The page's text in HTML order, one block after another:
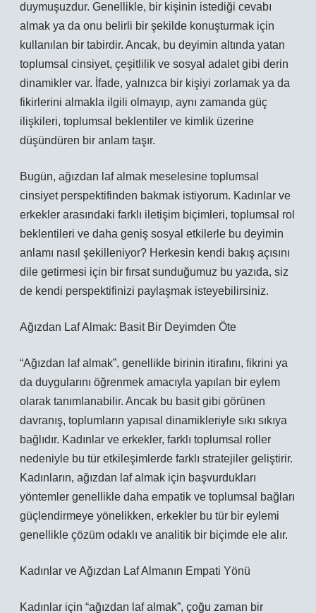
duymuşuzdur. Genellikle, bir kişinin istediği cevabı
almak ya da onu belirli bir şekilde konuşturmak için
kullanılan bir tabirdir. Ancak, bu deyimin altında yatan
toplumsal cinsiyet, çeşitlilik ve sosyal adalet gibi derin
dinamikler var. İfade, yalnızca bir kişiyi zorlamak ya da
fikirlerini almakla ilgili olmayıp, aynı zamanda güç
ilişkileri, toplumsal beklentiler ve kimlik üzerine
düşündüren bir anlam taşır.
Bugün, ağızdan laf almak meselesine toplumsal
cinsiyet perspektifinden bakmak istiyorum. Kadınlar ve
erkekler arasındaki farklı iletişim biçimleri, toplumsal rol
beklentileri ve daha geniş sosyal etkilerle bu deyimin
anlamı nasıl şekilleniyor? Herkesin kendi bakış açısını
dile getirmesi için bir fırsat sunduğumuz bu yazıda, siz
de kendi perspektifinizi paylaşmak isteyebilirsiniz.
Ağızdan Laf Almak: Basit Bir Deyimden Öte
“Ağızdan laf almak”, genellikle birinin itirafını, fikrini ya
da duygularını öğrenmek amacıyla yapılan bir eylem
olarak tanımlanabilir. Ancak bu basit gibi görünen
davranış, toplumların yapısal dinamikleriyle sıkı sıkıya
bağlıdır. Kadınlar ve erkekler, farklı toplumsal roller
nedeniyle bu tür etkileşimlerde farklı stratejiler geliştirir.
Kadınların, ağızdan laf almak için başvurdukları
yöntemler genellikle daha empatik ve toplumsal bağları
güçlendirmeye yönelikken, erkekler bu tür bir eylemi
genellikle çözüm odaklı ve analitik bir biçimde ele alır.
Kadınlar ve Ağızdan Laf Almanın Empati Yönü
Kadınlar için “ağızdan laf almak”, çoğu zaman bir